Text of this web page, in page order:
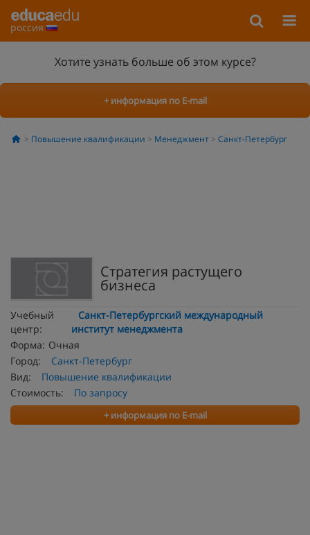
россия
Хотите узнать больше об этом курсе?
+ информация по E-mail
Повышение квалификации Менеджмент Санкт-Петербург
Стратегия растущего
бизнеса
Учебный
центр:
Санкт-Петербургский международный
институт менеджмента
Форма: Очная
Город:
Санкт-Петербург
Вид:
Повышение квалификации
Стоимость:
По запросу
+ информация по E-mail